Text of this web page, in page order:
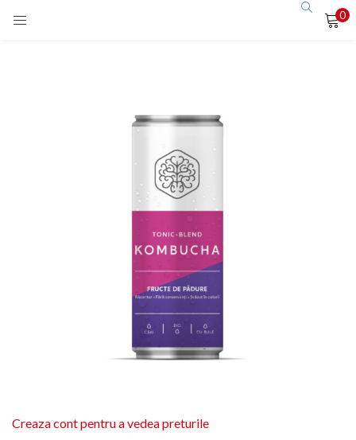
0
Creaza cont pentru a vedea preturile
Login
Lost password?